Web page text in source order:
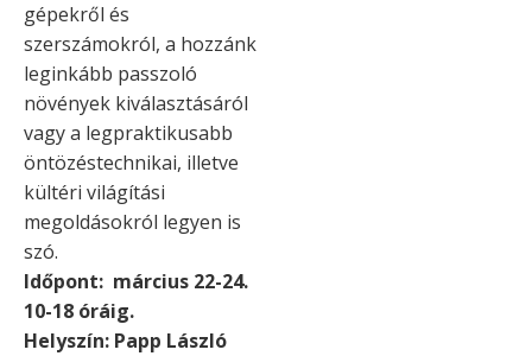
gépekről és
szerszámokról, a hozzánk
leginkább passzoló
növények kiválasztásáról
vagy a legpraktikusabb
öntözéstechnikai, illetve
kültéri világítási
megoldásokról legyen is
szó.
Időpont: március 22-24.
10-18 óráig.
Helyszín: Papp László